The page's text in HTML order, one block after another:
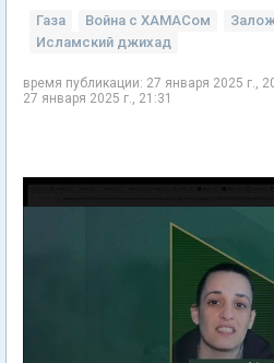
Газа Война с ХАМАСом
Исламский джихад
время публикации: 27 января 2025 г.,
27 января 2025 г., 21:31